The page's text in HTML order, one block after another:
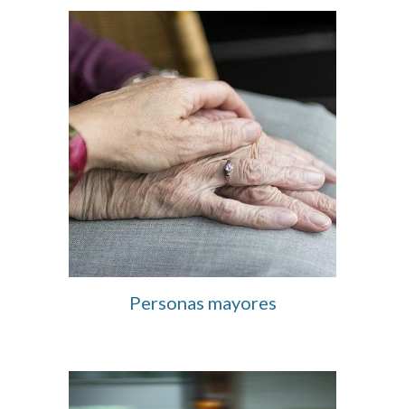
Personas mayores